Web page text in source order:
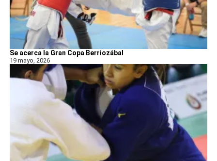
Se acerca la Gran Copa Berriozábal
19 mayo, 2026